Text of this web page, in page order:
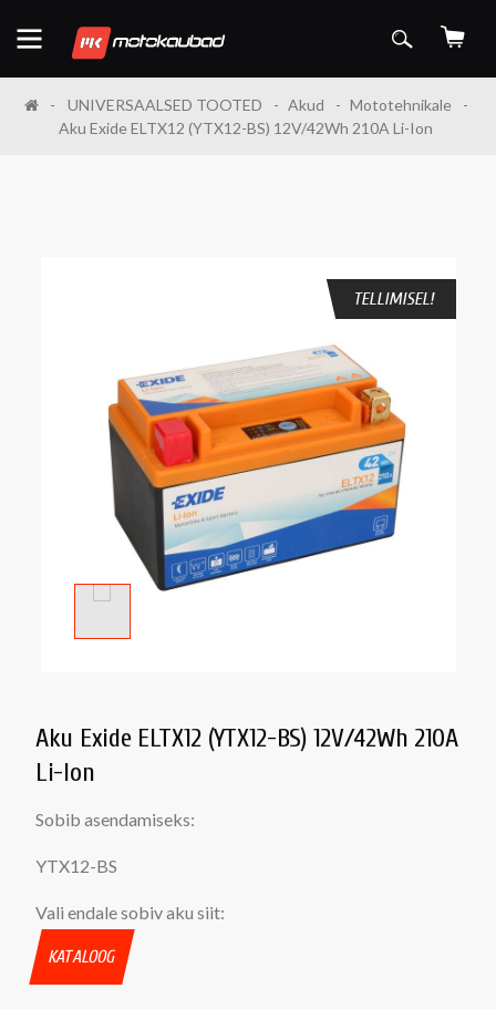
UNIVERSAALSED TOOTED Akud
Mototehnikale
Aku Exide ELTX12 (YTX12-BS) 12V/42Wh 210A Li-Ion
TELLIMISEL!
Aku Exide ELTX12 (YTX12-BS) 12V/42Wh 210A
Li-Ion
Sobib asendamiseks:
YTX12-BS
Vali endale sobiv aku siit:
KATALOOG